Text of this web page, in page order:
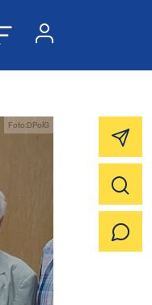
Foto:DPolG